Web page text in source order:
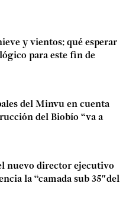
y vientos: qué esperar
para este fin de
del Minvu en cuenta
del Biobío “va a
nuevo director ejecutivo
la “camada sub 35″del